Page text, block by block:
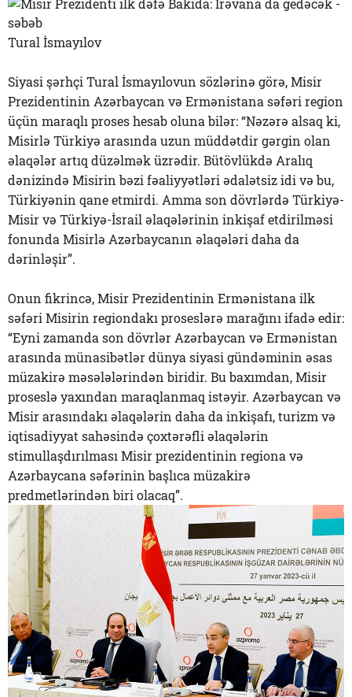
Tural İsmayılov
Siyasi şərhçi Tural İsmayılovun sözlərinə görə, Misir
Prezidentinin Azərbaycan və Ermənistana səfəri region
üçün maraqlı proses hesab oluna bilər: “Nəzərə alsaq ki,
Misirlə Türkiyə arasında uzun müddətdir gərgin olan
əlaqələr artıq düzəlmək üzrədir. Bütövlükdə Aralıq
dənizində Misirin bəzi fəaliyyətləri ədalətsiz idi və bu,
Türkiyənin qane etmirdi. Amma son dövrlərdə Türkiyə-
Misir və Türkiyə-İsrail əlaqələrinin inkişaf etdirilməsi
fonunda Misirlə Azərbaycanın əlaqələri daha da
dərinləşir”.
Onun fikrincə, Misir Prezidentinin Ermənistana ilk
səfəri Misirin regiondakı proseslərə marağını ifadə edir:
“Eyni zamanda son dövrlər Azərbaycan və Ermənistan
arasında münasibətlər dünya siyasi gündəminin əsas
müzakirə məsələlərindən biridir. Bu baxımdan, Misir
proseslə yaxından maraqlanmaq istəyir. Azərbaycan və
Misir arasındakı əlaqələrin daha da inkişafı, turizm və
iqtisadiyyat sahəsində çoxtərəfli əlaqələrin
stimullaşdırılması Misir prezidentinin regiona və
Azərbaycana səfərinin başlıca müzakirə
predmetlərindən biri olacaq”.